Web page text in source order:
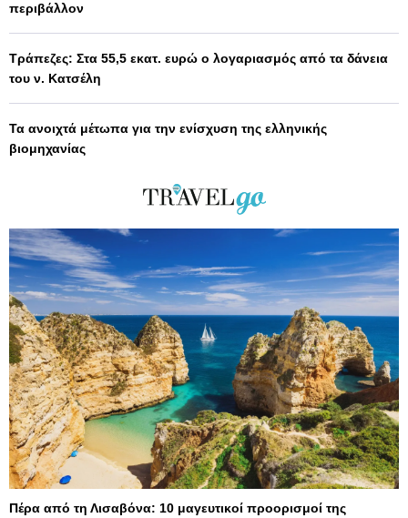
περιβάλλον
Τράπεζες: Στα 55,5 εκατ. ευρώ ο λογαριασμός από τα δάνεια
του ν. Κατσέλη
Τα ανοιχτά μέτωπα για την ενίσχυση της ελληνικής
βιομηχανίας
Πέρα από τη Λισαβόνα: 10 μαγευτικοί προορισμοί της